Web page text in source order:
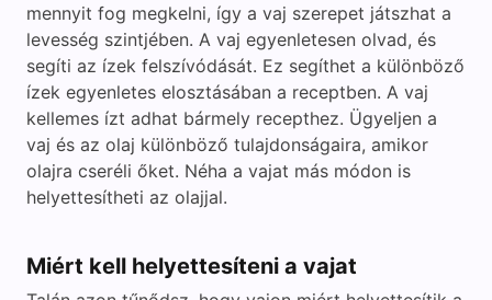
mennyit fog megkelni, így a vaj szerepet játszhat a
levesség szintjében. A vaj egyenletesen olvad, és
segíti az ízek felszívódását. Ez segíthet a különböző
ízek egyenletes elosztásában a receptben. A vaj
kellemes ízt adhat bármely recepthez. Ügyeljen a
vaj és az olaj különböző tulajdonságaira, amikor
olajra cseréli őket. Néha a vajat más módon is
helyettesítheti az olajjal.
Miért kell helyettesíteni a vajat